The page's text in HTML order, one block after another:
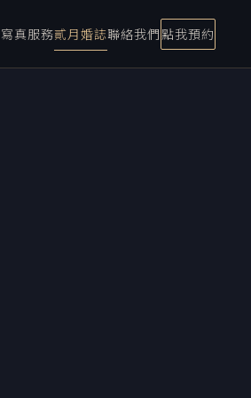
寫真服務貳月婚誌聯絡我們 點我預約